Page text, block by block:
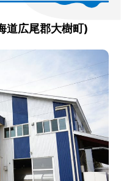
道広尾郡大樹町)